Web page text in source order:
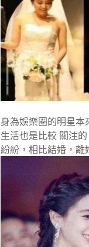
身為娛樂圈的明星本
生活也是比較 關注
紛紛，相比結婚，離